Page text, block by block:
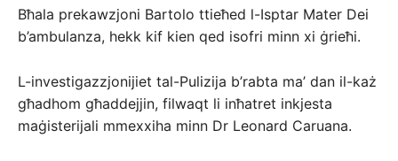
Bħala prekawzjoni Bartolo ttieħed l-Isptar Mater Dei
b’ambulanza, hekk kif kien qed isofri minn xi ġrieħi.
L-investigazzjonijiet tal-Pulizija b’rabta ma’ dan il-każ
għadhom għaddejjin, filwaqt li inħatret inkjesta
maġisterijali mmexxiha minn Dr Leonard Caruana.